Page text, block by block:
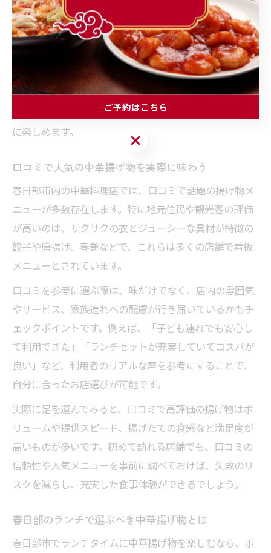
味の違いを語り合うのもおすすめです。
また、春日部の中華料理店は、ランチタイムやディナー
タイムの混雑状況が異なるため、事前に営業時間や口コ
ミをチェックして計画的に巡ることが満足度アップのコ
ツです。店舗によってはテイクアウト対応や個室完備の
店もあるので、シーンや人数に合わせて選ぶとより快適
に楽しめます。
口コミで人気の中華揚げ物を実際に味わう
春日部市内の中華料理店では、口コミで話題の揚げ物メ
ニューが多数存在します。特に地元住民や観光客の評価
が高いのは、サクサクの衣とジューシーな具材が特徴の
餃子や唐揚げ、春巻などで、これらは多くの店舗で看板
メニューとされています。
口コミを参考に選ぶ際は、味だけでなく、店内の雰囲気
やサービス、家族連れへの配慮が行き届いているかもチ
ェックポイントです。例えば、「子ども連れでも安心し
て利用できた」「ランチセットが充実していてコスパが
良い」など、利用者のリアルな声を参考にすることで、
自分に合ったお店選びが可能です。
実際に足を運んでみると、口コミで高評価の揚げ物はボ
リュームや提供スピード、揚げたての食感など満足度が
高いものが多いです。初めて訪れる店舗でも、口コミの
信頼性や人気メニューを事前に調べておけば、失敗のリ
スクを減らし、充実した食事体験ができるでしょう。
春日部のランチで選ぶべき中華揚げ物とは
春日部市でランチタイムに中華揚げ物を楽しむなら、ボ
ご予約はこちら
ご予約はこちら